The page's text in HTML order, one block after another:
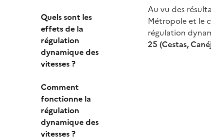
Quels sont les
effets de la
régulation
dynamique des
vitesses ?
Comment
fonctionne la
régulation
dynamique des
vitesses ?
Au vu des
Métropole et le
régulation
25 (Cestas,